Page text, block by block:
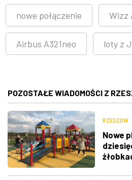
nowe połączenie Wizz
Airbus A321neo loty z
POZOSTAŁE WIADOMOŚCI Z
RZESZÓW
Nowe